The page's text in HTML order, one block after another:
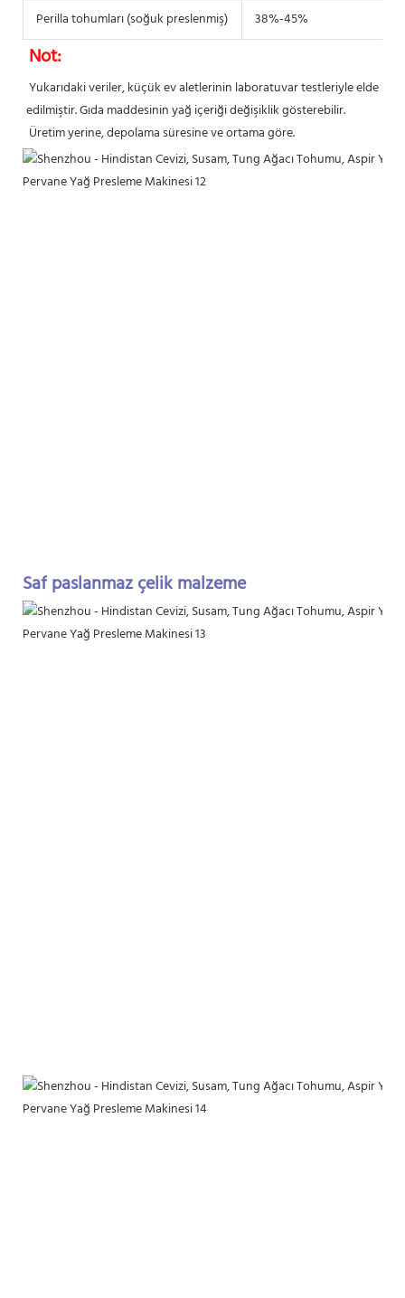
Perilla tohumları (soğuk preslenmiş)
38%-45%
Not:
Yukarıdaki veriler, küçük ev aletlerinin laboratuvar testleriyle elde
edilmiştir. Gıda maddesinin yağ içeriği değişiklik gösterebilir.
Üretim yerine, depolama süresine ve ortama göre.
Saf paslanmaz çelik malzeme